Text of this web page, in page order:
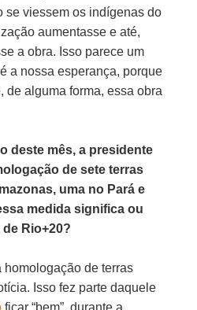
se viessem os indígenas do
aumentasse e até,
a obra. Isso parece um
a nossa esperança, porque
de alguma forma, essa obra
deste mês, a presidente
de sete terras
uma no Pará e
medida significa ou
Rio+20?
homologação de terras
Isso fez parte daquele
ficar “bem”, durante a